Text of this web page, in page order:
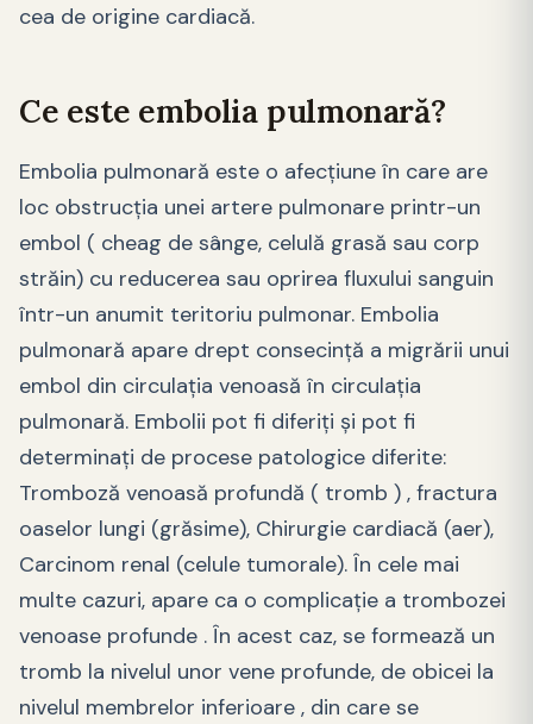
cea de origine cardiacă.
Ce este embolia pulmonară?
Embolia pulmonară este o afecțiune în care are
loc obstrucția unei artere pulmonare printr-un
embol ( cheag de sânge, celulă grasă sau corp
străin) cu reducerea sau oprirea fluxului sanguin
într-un anumit teritoriu pulmonar. Embolia
pulmonară apare drept consecinţă a migrării unui
embol din circulaţia venoasă în circulaţia
pulmonară. Embolii pot fi diferiţi şi pot fi
determinaţi de procese patologice diferite:
Tromboză venoasă profundă ( tromb ) , fractura
oaselor lungi (grăsime), Chirurgie cardiacă (aer),
Carcinom renal (celule tumorale). În cele mai
multe cazuri, apare ca o complicație a trombozei
venoase profunde . În acest caz, se formează un
tromb la nivelul unor vene profunde, de obicei la
nivelul membrelor inferioare , din care se